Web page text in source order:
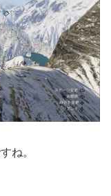
ね。